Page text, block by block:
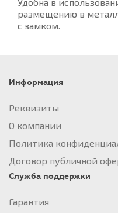
размещению в
с замком.
Информация
Реквизиты
О компании
Политика
Договор публичной
Служба поддержки
Гарантия